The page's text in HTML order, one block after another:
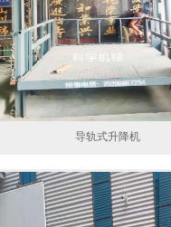
导轨式升降机